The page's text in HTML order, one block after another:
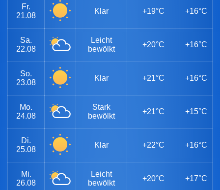
Fr.
21.08
Klar +19°C +16°C
Sa.
22.08
Leicht
bewölkt
+20°C +16°C
So.
23.08
Klar +21°C +16°C
Mo.
24.08
Stark
bewölkt
+21°C +15°C
Di.
25.08
Klar +22°C +16°C
Mi.
26.08
Leicht
bewölkt
+20°C +17°C